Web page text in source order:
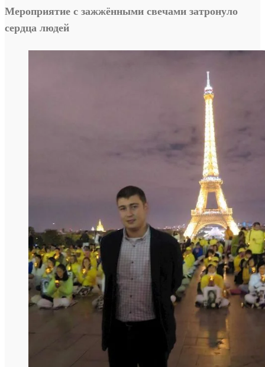
Мероприятие с зажжёнными свечами затронуло
сердца людей